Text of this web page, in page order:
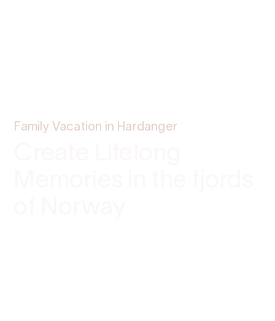
Family Vacation in Hardanger